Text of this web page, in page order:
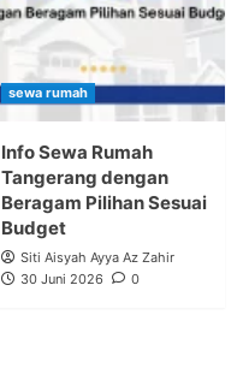
sewa rumah
Info Sewa Rumah
Tangerang dengan
Beragam Pilihan Sesuai
Budget
Siti Aisyah Ayya Az Zahir
30 Juni 2026
0